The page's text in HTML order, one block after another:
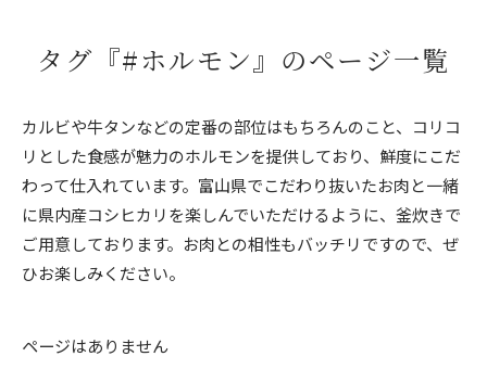
タグ『#ホルモン』のページ一覧
カルビや牛タンなどの定番の部位はもちろんのこと、コリコ
リとした食感が魅力のホルモンを提供しており、鮮度にこだ
わって仕入れています。富山県でこだわり抜いたお肉と一緒
に県内産コシヒカリを楽しんでいただけるように、釜炊きで
ご用意しております。お肉との相性もバッチリですので、ぜ
ひお楽しみください。
ページはありません